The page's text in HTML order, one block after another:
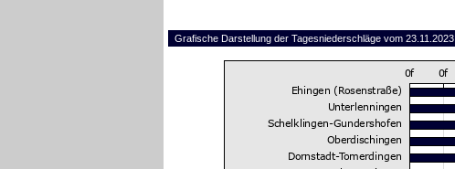
Grafische Darstellung der Tagesniederschläge vom 23.11.2023